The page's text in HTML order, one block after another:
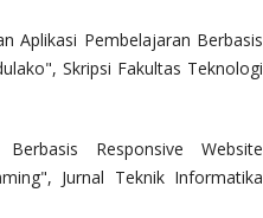
Aplikasi Pembelajaran Berbasis
Skripsi Fakultas Teknologi
Responsive Website
Jurnal Teknik Informatika